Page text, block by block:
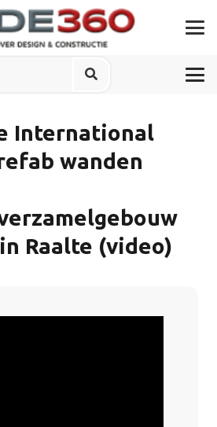
International
wanden
Raalte (video)